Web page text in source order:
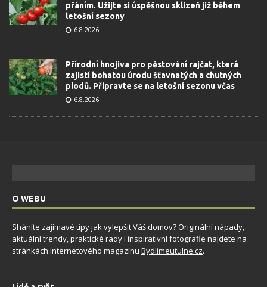
přáním. Užijte si úspěšnou sklizeň již během
letošní sezony
6.8.2026
Přírodní hnojiva pro pěstování rajčat, která
zajistí bohatou úrodu šťavnatých a chutných
plodů. Připravte se na letošní sezonu včas
6.8.2026
O WEBU
Sháníte zajímavé tipy jak vylepšit Váš domov? Originální nápady,
aktuální trendy, praktické rady i inspirativní fotografie najdete na
stránkách internetového magazínu Bydlimeutulne.cz.